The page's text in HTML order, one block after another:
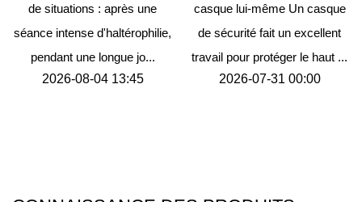
de situations : après une
séance intense d'haltérophilie,
pendant une longue jo...
2026-08-04 13:45
casque lui-même Un casque
de sécurité fait un excellent
travail pour protéger le haut ...
2026-07-31 00:00